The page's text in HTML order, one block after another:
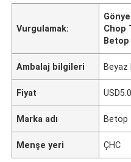
Vurgulamak:
Chop
Betop
Ambalaj bilgileri Beyaz
Fiyat
Marka adı Betop
Menşe yeri ÇHC